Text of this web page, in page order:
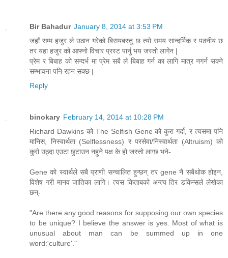
Bir Bahadur January 8, 2014 at 3:53 PM
जहाँ सम्म हजुर ले उठान गरेको बिसयबस्तु छ त्यो समय सान्दर्भिक र पठनीय छ
तर यहा हजुर को आफ्नो विचार प्रस्ट पार्नु भय जस्तो लागेन |
प्रेम र बिबाह को सन्दर्भ मा प्रेम सबै ले बिबाह गर्न का लागि मात्र नगर्न सक्ने
सम्भावना पनि रहन सक्छ |
Reply
binokary February 14, 2014 at 10:28 PM
Richard Dawkins को The Selfish Gene को कुरा गर्दा, र त्यसमा पनि
मानिस, निस्वार्थता (Selflessness) र परसेवा/निस्वार्थता (Altruism) को
कुरो उठ्दा एउटा छुटाउन नहुने पक्ष के हो जस्तो लाग्छ भने-
Gene को स्वार्थले सबै प्राणी सन्चालित हुन्छन् तर gene नै सबैथोक होइन,
विशेष गरी मानव जातिका लागि। त्यस किताबको अन्त्य तिर डकिन्सले लेखेका
छन्-
"Are there any good reasons for supposing our own species
to be unique? I believe the answer is yes. Most of what is
unusual about man can be summed up in one
word:'culture'."